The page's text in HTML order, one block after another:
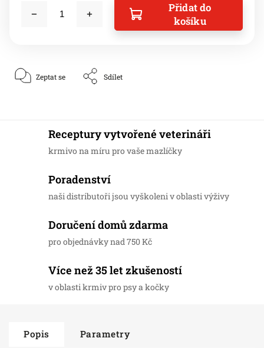
Přidat do
košíku
Zeptat se Sdílet
Receptury vytvořené veterináři
krmivo na míru pro vaše mazlíčky
Poradenství
naši distributoři jsou vyškoleni v oblasti výživy
Doručení domů zdarma
pro objednávky nad 750 Kč
Více než 35 let zkušeností
v oblasti krmiv pro psy a kočky
Popis Parametry